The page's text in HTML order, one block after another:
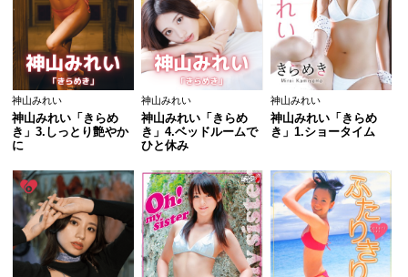
神山みれい
神山みれい「きらめ
き」3.しっとり艶やか
に
神山みれい
神山みれい「きらめ
き」4.ベッドルームで
ひと休み
神山みれい
神山みれい「きらめ
き」1.ショータイム